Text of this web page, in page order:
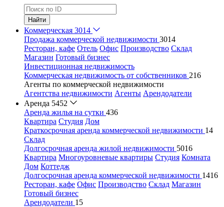
Найти
Коммерческая 3014
Продажа коммерческой недвижимости 3014
Ресторан, кафе Отель Офис Производство Склад
Магазин Готовый бизнес
Инвестиционная недвижимость
Коммерческая недвижимость от собственников 216
Агенты по коммерческой недвижимости
Агентства недвижимости Агенты Арендодатели
Аренда 5452
Аренда жилья на сутки 436
Квартира Студия Дом
Краткосрочная аренда коммерческой недвижимости 14
Склад
Долгосрочная аренда жилой недвижимости 5016
Квартира Многоуровневые квартиры Студия Комната
Дом Коттедж
Долгосрочная аренда коммерческой недвижимости 1416
Ресторан, кафе Офис Производство Склад Магазин
Готовый бизнес
Арендодатели 15